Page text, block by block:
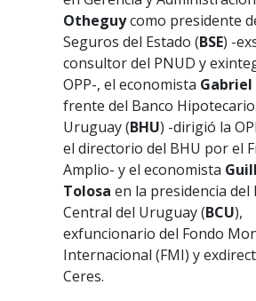
Otheguycomo presidente
Seguros del Estado (BSE) -
consultor del PNUD y
OPP-, el economista Gabriel
frente del Banco
Uruguay (BHU) -dirigió la
el directorio del BHU por el
Amplio- y el economista
Tolosa en la presidencia del
Central del Uruguay (BCU),
exfuncionario del Fondo
Internacional (FMI) y
Ceres.